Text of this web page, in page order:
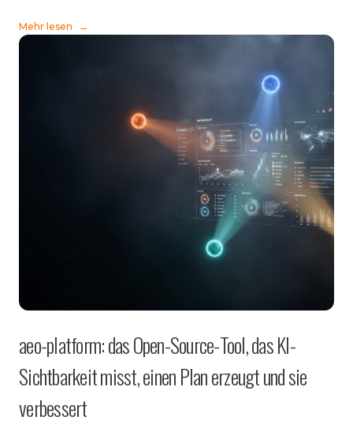
Mehr lesen →
aeo-platform: das Open-Source-Tool, das KI-
Sichtbarkeit misst, einen Plan erzeugt und sie
verbessert